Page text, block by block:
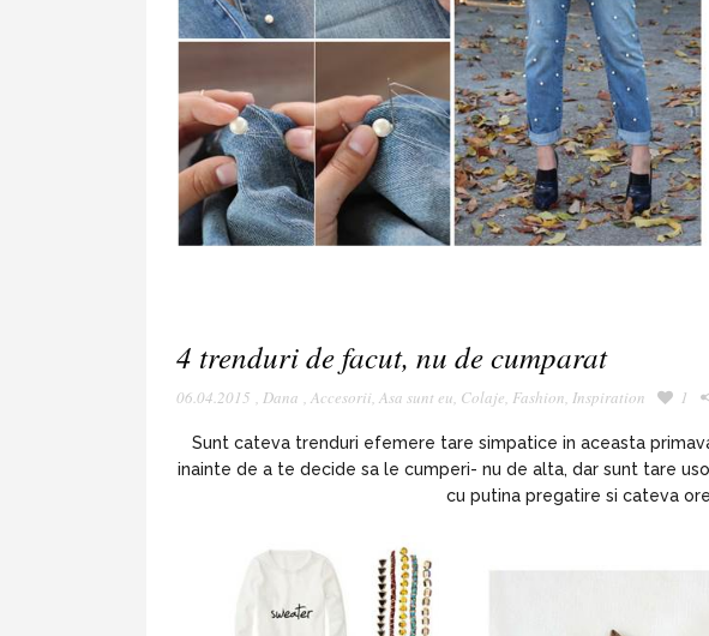
4 trenduri de facut, nu de cumparat
06.04.2015 , Dana , Accesorii, Asa sunt eu, Colaje, Fashion, Inspiration 1
Sunt cateva trenduri efemere tare simpatice in aceasta
inainte de a te decide sa le cumperi- nu de alta, dar sunt tare
cu putina pregatire si cateva